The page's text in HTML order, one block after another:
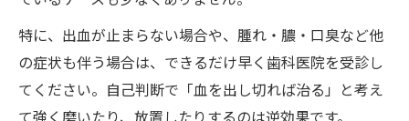
特に、出血が止まらない場合や、腫れ・膿・口臭など他
の症状も伴う場合は、できるだけ早く歯科医院を受診し
てください。自己判断で「血を出し切れば治る」と考え
て強く磨いたり、放置したりするのは逆効果です。